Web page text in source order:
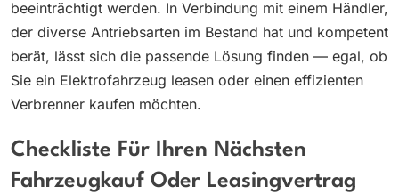
beeinträchtigt werden. In Verbindung mit einem Händler,
der diverse Antriebsarten im Bestand hat und kompetent
berät, lässt sich die passende Lösung finden — egal, ob
Sie ein Elektrofahrzeug leasen oder einen effizienten
Verbrenner kaufen möchten.
Checkliste Für Ihren Nächsten
Fahrzeugkauf Oder Leasingvertrag